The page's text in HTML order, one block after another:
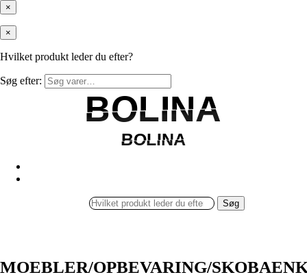
×
×
Hvilket produkt leder du efter?
Søg efter:
BOLINA
BOLINA
BOLINA
BOLINA
Søg
MOEBLER/OPBEVARING/